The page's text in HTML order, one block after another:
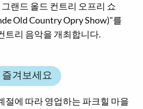
랜드 올드 컨트리 오프리 쇼
Old Country Opry Show)"를
트리 음악을 개최합니다.
겨보세요
절에 따라 영업하는 파크힐 마을